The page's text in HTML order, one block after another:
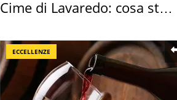
Cime di Lavaredo: cosa sta
ECCELLENZE